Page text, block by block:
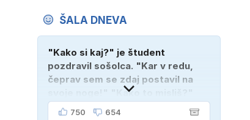
ŠALA DNEVA
"Kako si kaj?" je študent
pozdravil sošolca. "Kar v redu,
čeprav sem se zdaj postavil na
svoje noge!" "Kako to misliš?"
"Oče mi je vzel avto!"
750 654